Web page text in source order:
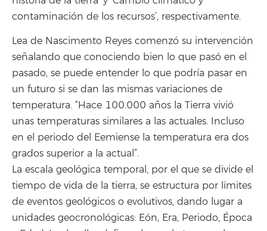
contaminación de los recursos’, respectivamente.
Lea de Nascimento Reyes comenzó su intervención
señalando que conociendo bien lo que pasó en el
pasado, se puede entender lo que podría pasar en
un futuro si se dan las mismas variaciones de
temperatura. “Hace 100.000 años la Tierra vivió
unas temperaturas similares a las actuales. Incluso
en el periodo del Eemiense la temperatura era dos
grados superior a la actual”.
La escala geológica temporal, por el que se divide el
tiempo de vida de la tierra, se estructura por límites
de eventos geológicos o evolutivos, dando lugar a
unidades geocronológicas: Eón, Era, Periodo, Época